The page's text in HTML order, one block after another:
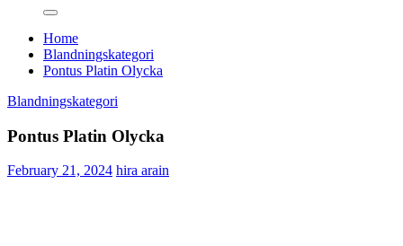
Home
Blandningskategori
Pontus Platin Olycka
Blandningskategori
Pontus Platin Olycka
February 21, 2024 hira arain